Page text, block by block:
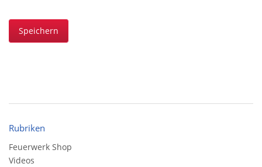
Speichern
Rubriken
Feuerwerk Shop
Videos